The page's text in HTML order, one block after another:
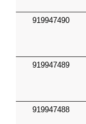
919947490
919947489
919947488